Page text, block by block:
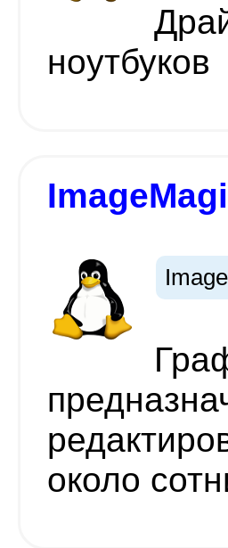
ноутбуков
около